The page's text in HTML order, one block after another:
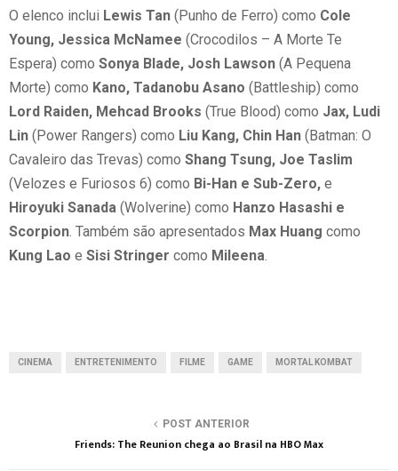
O elenco inclui Lewis Tan (Punho de Ferro) como Cole
Young, Jessica McNamee (Crocodilos – A Morte Te
Espera) como Sonya Blade, Josh Lawson (A Pequena
Morte) como Kano, Tadanobu Asano (Battleship) como
Lord Raiden, Mehcad Brooks (True Blood) como Jax, Ludi
Lin (Power Rangers) como Liu Kang, Chin Han (Batman: O
Cavaleiro das Trevas) como Shang Tsung, Joe Taslim
(Velozes e Furiosos 6) como Bi-Han e Sub-Zero, e
Hiroyuki Sanada (Wolverine) como Hanzo Hasashi e
Scorpion . Também são apresentados Max Huang como
Kung Lao e Sisi Stringer como Mileena
CINEMA ENTRETENIMENTO FILME GAME MORTAL KOMBAT
POST ANTERIOR
Friends: The Reunion chega ao Brasil na HBO Max